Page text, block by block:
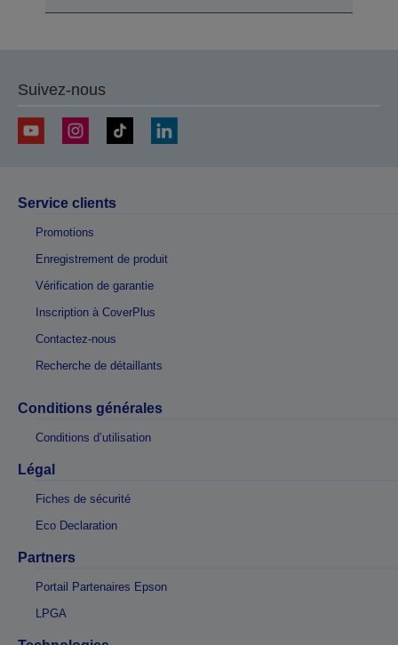
Suivez-nous
Service clients
Promotions
Enregistrement de produit
Vérification de garantie
Inscription à CoverPlus
Contactez-nous
Recherche de détaillants
Conditions générales
Conditions d’utilisation
Légal
Fiches de sécurité
Eco Declaration
Partners
Portail Partenaires Epson
LPGA